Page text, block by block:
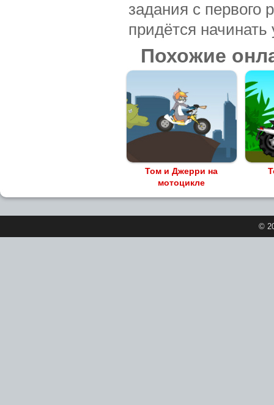
задания с первого
придётся начинать
Похожие
Том и Джерри на
мотоцикле
©